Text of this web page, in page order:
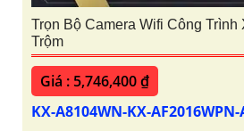
Trọn Bộ Camera Wifi Công Trình
Trộm
Giá : 5,746,400 ₫
KX-A8104WN-KX-AF2016WPN-